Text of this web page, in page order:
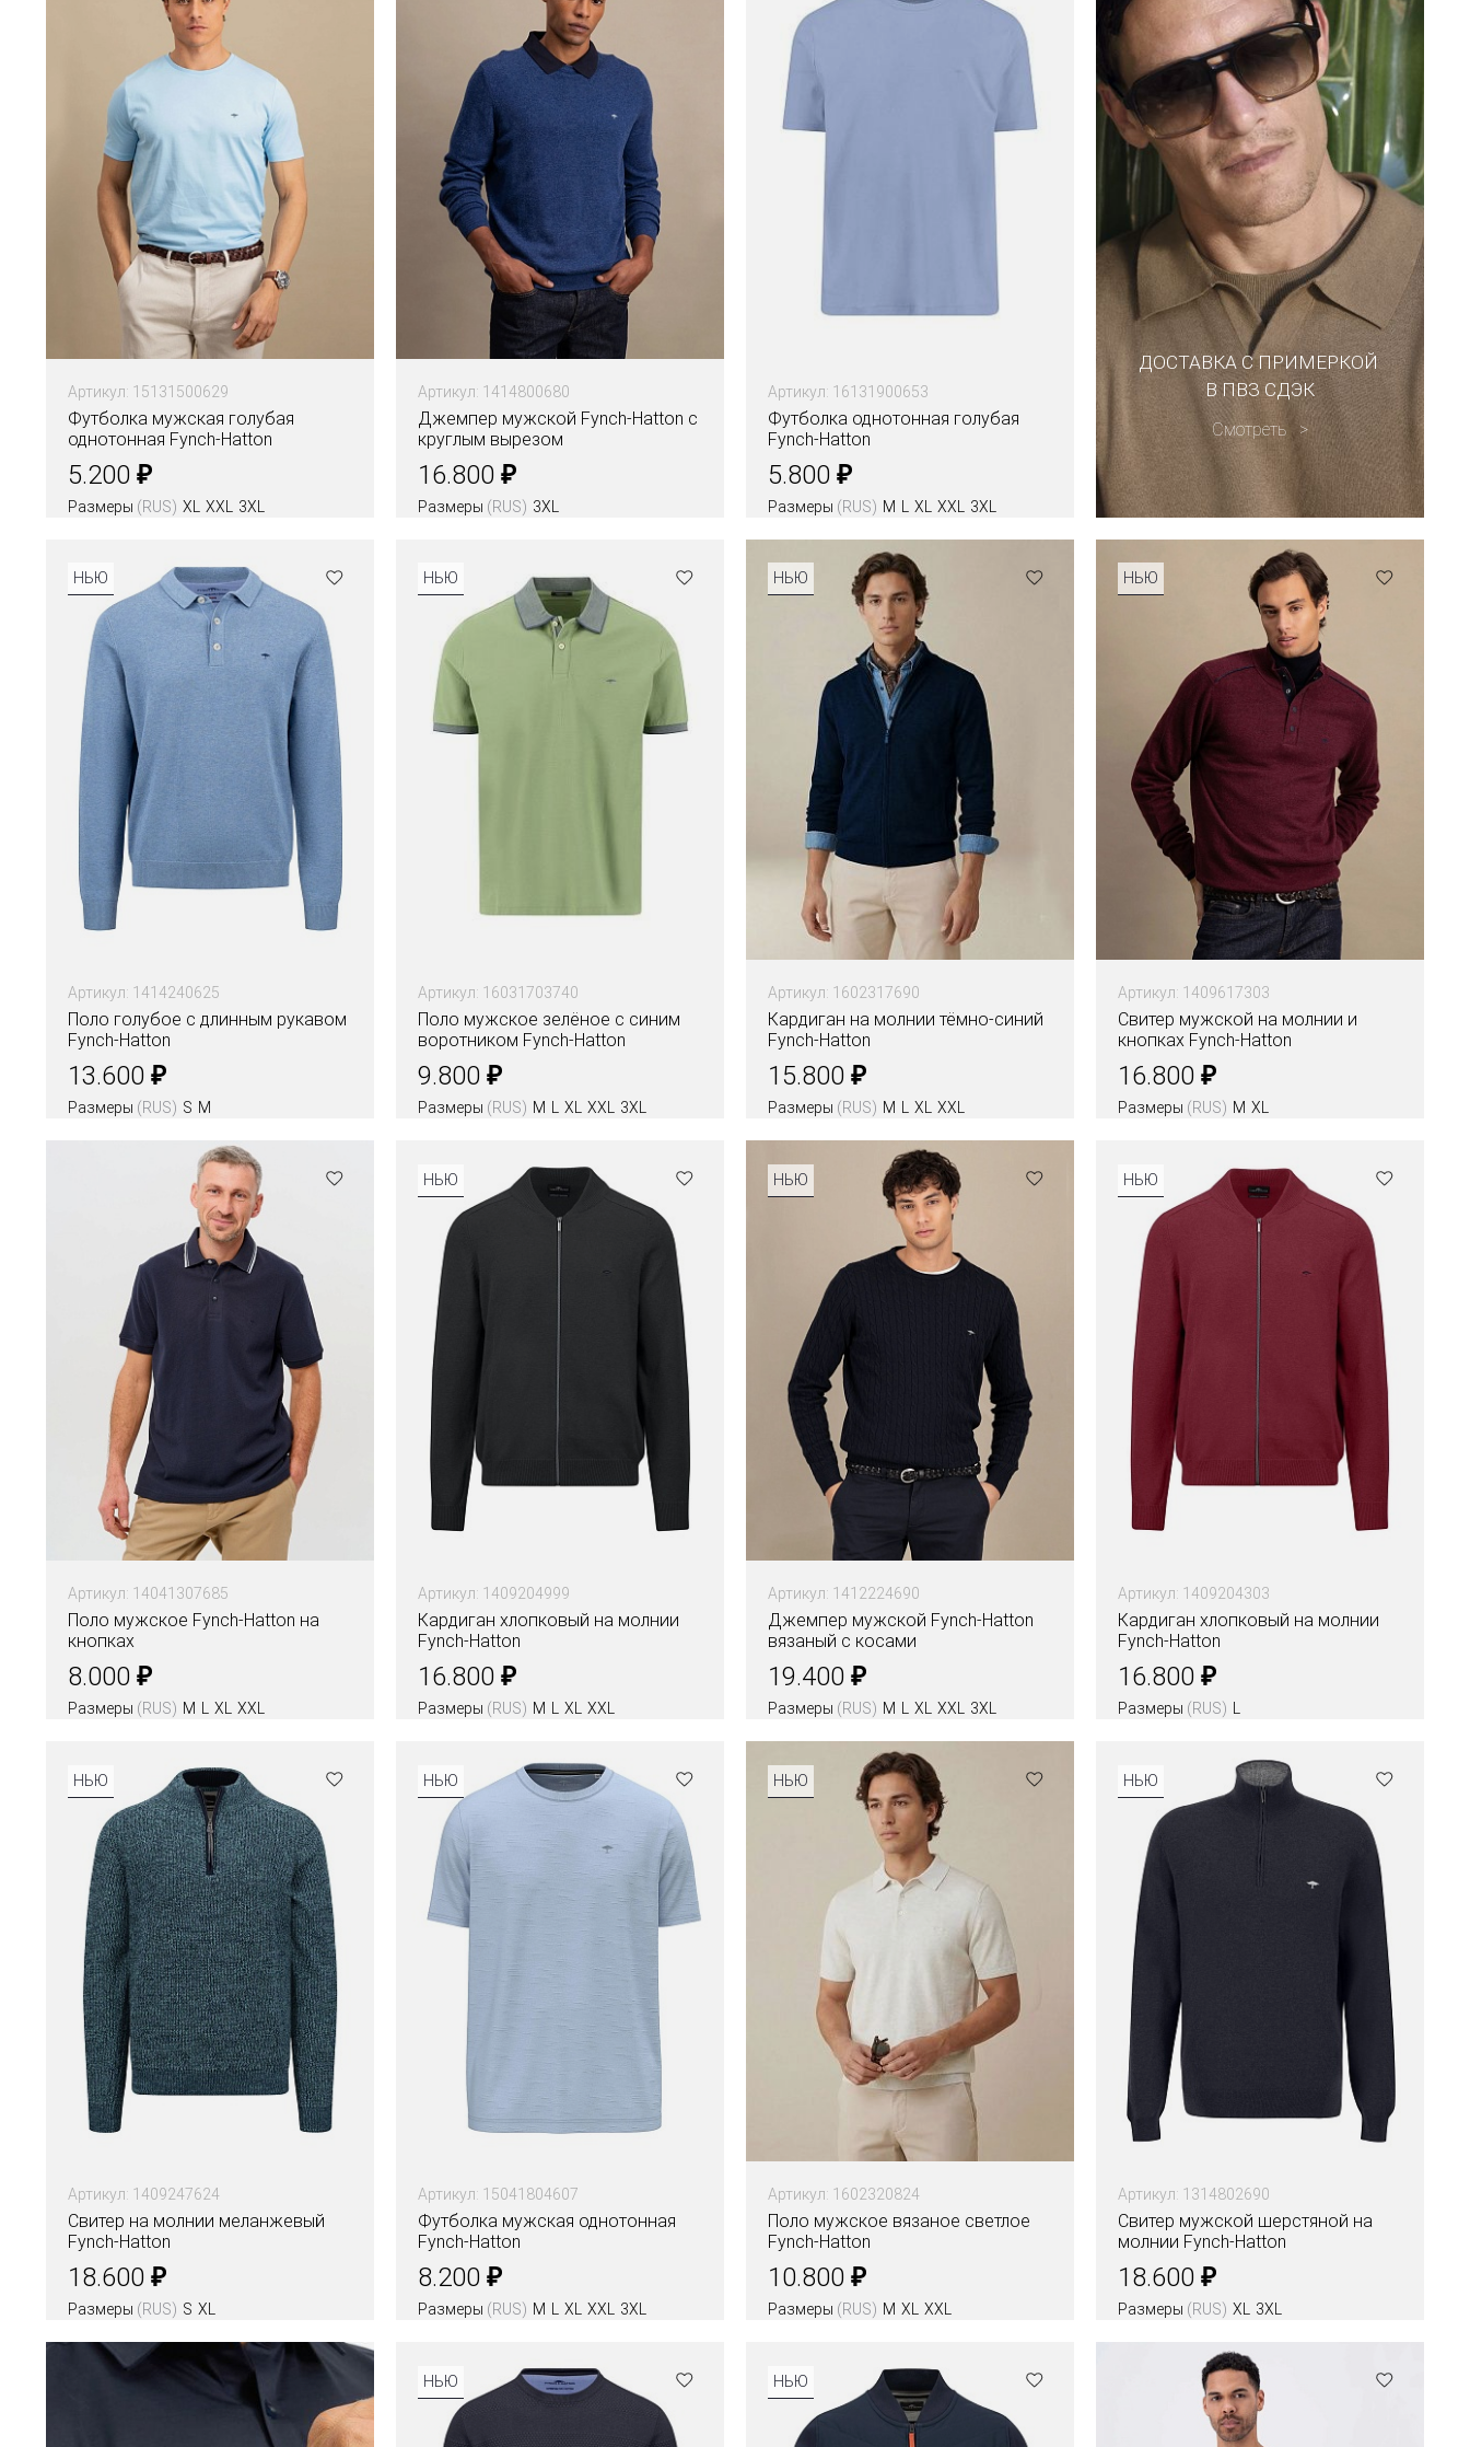
Артикул: 15131500629
Футболка мужская голубая
однотонная Fynch-Hatton
5.200 ₽
Размеры (RUS) XL XXL 3XL
Артикул: 1414800680
Джемпер мужской Fynch-Hatton с
круглым вырезом
16.800 ₽
Размеры (RUS) 3XL
Артикул: 16131900653
Футболка однотонная голубая
Fynch-Hatton
5.800 ₽
Размеры (RUS) M XL XXL 3XL
ДОСТАВКА С ПРИМЕРКОЙ
В ПВЗ СДЭК
Смотреть
НЬЮ
Артикул: 1414240625
Поло голубое с длинным рукавом
Fynch-Hatton
13.600 ₽
Размеры (RUS) S M
Цвета
НЬЮ
Артикул: 16031703740
Поло мужское зелёное с синим
воротником Fynch-Hatton
9.800 ₽
Размеры (RUS) M XL XXL 3XL
НЬЮ
Артикул: 1602317690
Кардиган на молнии тёмно-синий
Fynch-Hatton
15.800 ₽
Размеры (RUS) M XL
XXL
Цвета
НЬЮ
Артикул: 1409617303
Свитер мужской на молнии и
кнопках Fynch-Hatton
16.800 ₽
Размеры (RUS) M XL
Артикул: 14041307685
Поло мужское Fynch-Hatton на
кнопках
8.000 ₽
Размеры (RUS) M L XL XXL
НЬЮ
Артикул: 1409204999
Кардиган хлопковый на молнии
Fynch-Hatton
16.800 ₽
Размеры (RUS) M L XL XXL
НЬЮ
Артикул: 1412224690
Джемпер мужской Fynch-Hatton
вязаный с косами
19.400 ₽
Размеры (RUS) M L XL XXL 3XL
НЬЮ
Артикул: 1409204303
Кардиган хлопковый на молнии
Fynch-Hatton
16.800 ₽
Размеры (RUS) L
НЬЮ
Артикул: 1409247624
Свитер на молнии меланжевый
Fynch-Hatton
18.600 ₽
Размеры (RUS) S XL
Цвета
НЬЮ
Артикул: 15041804607
Футболка мужская однотонная
Fynch-Hatton
8.200 ₽
Размеры (RUS) M L XL XXL 3XL
НЬЮ
Артикул: 1602320824
Поло мужское вязаное светлое
Fynch-Hatton
10.800 ₽
Размеры (RUS) M XL XXL
НЬЮ
Артикул: 1314802690
Свитер мужской шерстяной на
молнии Fynch-Hatton
18.600 ₽
Размеры (RUS) XL 3XL
Цвета
НЬЮ НЬЮ